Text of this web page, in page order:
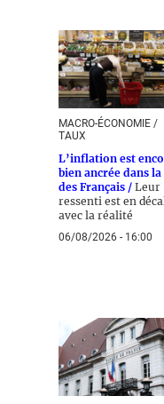
MACRO-ÉCONOMIE /
TAUX
L’inflation est
bien ancrée dans
des Français / Leur
ressenti est en
avec la réalité
06/08/2026 - 16:00